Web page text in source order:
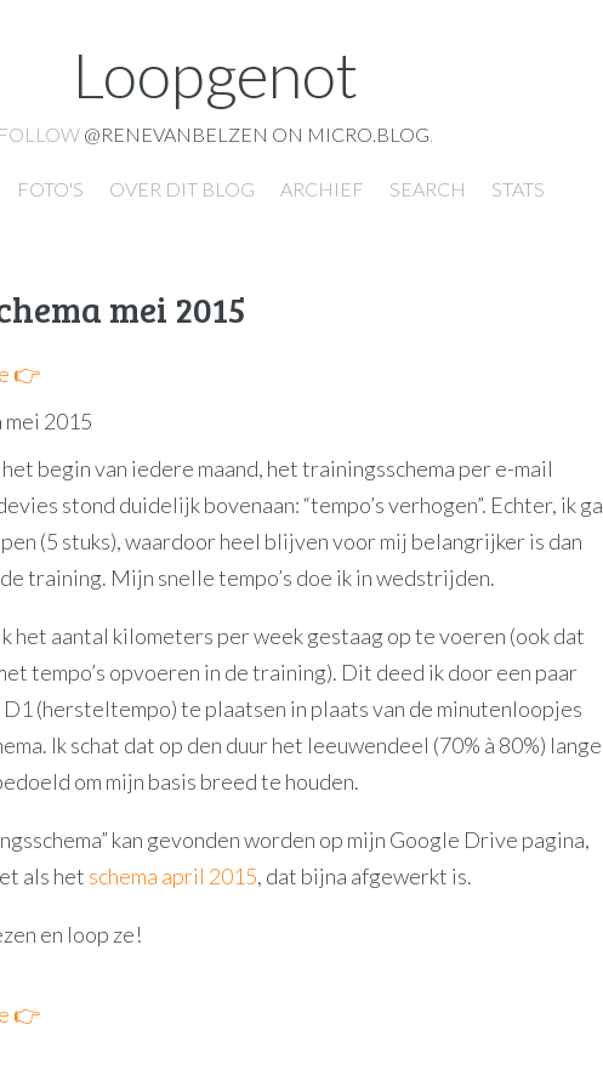
Loopgenot
FOLLOW @RENEVANBELZEN ON MICRO.BLOG.
FOTO'S OVER DIT BLOG ARCHIEF SEARCH STATS
mei 2015
👉
begin van iedere maand, het trainingsschema per e-mail
stond duidelijk bovenaan: “tempo’s verhogen”. Echter, ik ga
(5 stuks), waardoor heel blijven voor mij belangrijker is dan
training. Mijn snelle tempo’s doe ik in wedstrijden.
het aantal kilometers per week gestaag op te voeren (ook dat
tempo’s opvoeren in de training). Dit deed ik door een paar
(hersteltempo) te plaatsen in plaats van de minutenloopjes
Ik schat dat op den duur het leeuwendeel (70% à 80%) lange
om mijn basis breed te houden.
kan gevonden worden op mijn Google Drive pagina,
als het schema april 2015, dat bijna afgewerkt is.
en loop ze!
👉